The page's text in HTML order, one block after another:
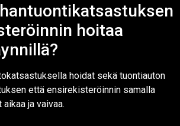
hoitaa
hoidat sekä tuontiauton
että ensirekisteröinnin samalla
ja vaivaa.